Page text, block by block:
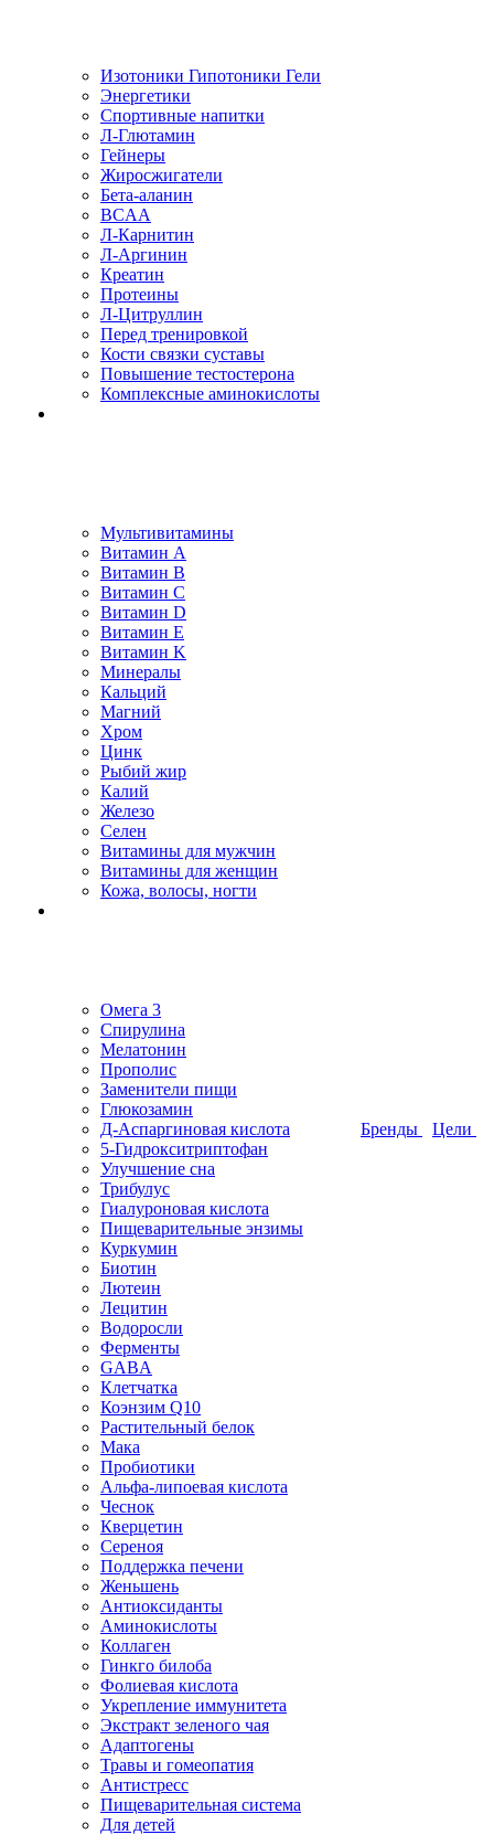
Изотоники Гипотоники Гели
Энергетики
Спортивные напитки
Л-Глютамин
Гейнеры
Жиросжигатели
Бета-аланин
BCAA
Л-Карнитин
Л-Аргинин
Креатин
Протеины
Л-Цитруллин
Перед тренировкой
Кости связки суставы
Повышение тестостерона
Комплексные аминокислоты
Мультивитамины
Витамин A
Витамин B
Витамин C
Витамин D
Витамин E
Витамин K
Минералы
Кальций
Магний
Хром
Цинк
Рыбий жир
Калий
Железо
Селен
Витамины для мужчин
Витамины для женщин
Кожа, волосы, ногти
Омега 3
Спирулина
Мелатонин
Прополис
Заменители пищи
Глюкозамин
Д-Аспаргиновая кислота
5-Гидрокситриптофан
Улучшение сна
Трибулус
Гиалуроновая кислота
Пищеварительные энзимы
Куркумин
Биотин
Лютеин
Лецитин
Водоросли
Ферменты
GABA
Клетчатка
Коэнзим Q10
Растительный белок
Мака
Пробиотики
Альфа-липоевая кислота
Чеснок
Кверцетин
Сереноя
Поддержка печени
Женьшень
Антиоксиданты
Аминокислоты
Коллаген
Гинкго билоба
Фолиевая кислота
Укрепление иммунитета
Экстракт зеленого чая
Адаптогены
Травы и гомеопатия
Антистресс
Пищеварительная система
Для детей
Бренды Цели